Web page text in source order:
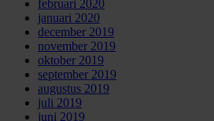
februari 2020
januari 2020
december 2019
november 2019
oktober 2019
september 2019
augustus 2019
juli 2019
juni 2019